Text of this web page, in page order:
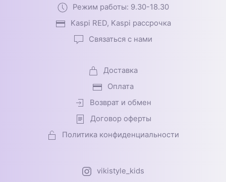
Режим работы: 9.30-18.30
Kaspi RED, Kaspi рассрочка
Связаться с нами
Доставка
Оплата
Возврат и обмен
Договор оферты
Политика конфиденциальности
vikistyle_kids